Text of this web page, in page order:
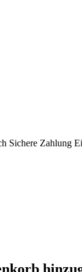
Sichere Zahlung